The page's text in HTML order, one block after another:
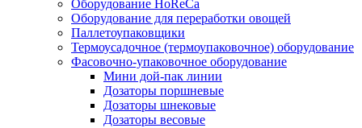
Оборудование HoReCa
Оборудование для переработки овощей
Паллетоупаковщики
Термоусадочное (термоупаковочное) оборудование
Фасовочно-упаковочное оборудование
Мини дой-пак линии
Дозаторы поршневые
Дозаторы шнековые
Дозаторы весовые